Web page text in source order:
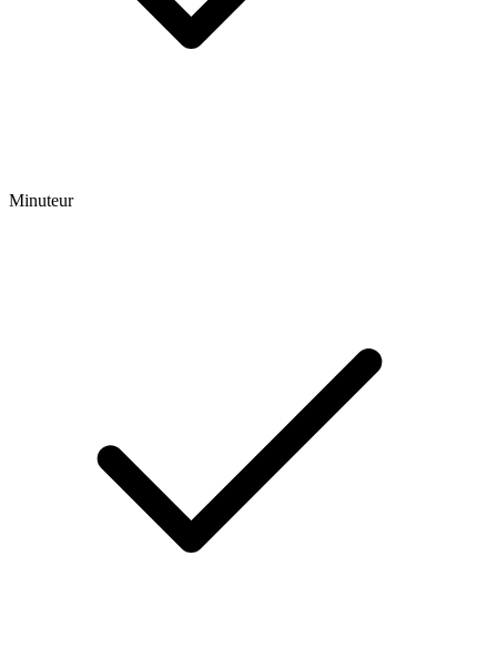
Minuteur